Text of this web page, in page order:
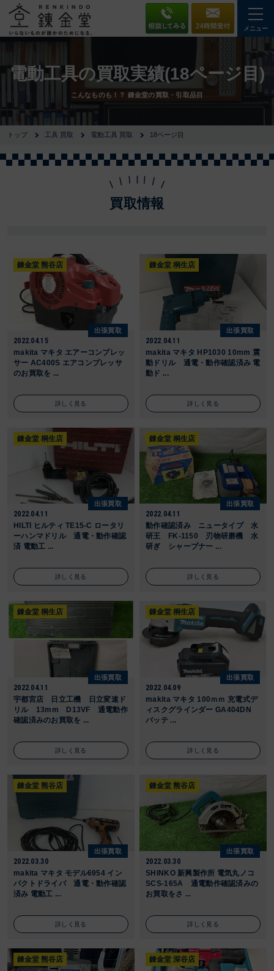
メニュー
電動工具の買取実績(18ページ目)
こんなものも！？ 錬金堂の買取・引取品目
トップ 工具 買取 電動工具 買取 18ページ目
買取情報
錬金堂 熊谷店
出張買取
2022.04.15
makita マキタ エアーコンプレッ
サー AC400S エアコンプレッサ
のお買取を ...
詳しく見る
錬金堂 桐生店
出張買取
2022.04.11
makita マキタ HP1030 10mm 震
動ドリル 通電・動作確認済み 電
動ド ...
詳しく見る
錬金堂 桐生店
出張買取
2022.04.11
HILTI ヒルティ TE15-C ロータリ
ーハンマドリル 通電・動作確認
済 電動工 ...
詳しく見る
錬金堂 桐生店
出張買取
2022.04.11
動作確認済み ニュータイプ 水
研王 FK-1150 刃物研磨機 水
研ぎ シャープナー ...
詳しく見る
錬金堂 桐生店
出張買取
2022.04.11
宇都宮店 日立工機 日立変速ド
リル 13mm D13VF 通電動作
確認済みのお買取を ...
詳しく見る
錬金堂 桐生店
出張買取
2022.04.09
makita マキタ 100ｍｍ 充電式デ
ィスクグラインダー GA404DN
バッテ ...
詳しく見る
錬金堂 熊谷店
出張買取
2022.03.30
makita マキタ モデル6954 イン
パクトドライバ 通電・動作確認
済み 電動工 ...
詳しく見る
錬金堂 熊谷店
出張買取
2022.03.30
SHINKO 新興製作所 電気丸ノコ
SCS-165A 通電動作確認済みの
お買取をさ ...
詳しく見る
錬金堂 熊谷店 錬金堂 深谷店